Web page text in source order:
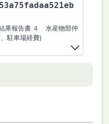
果報告書 ４ 水産物部仲
駐車場経費)